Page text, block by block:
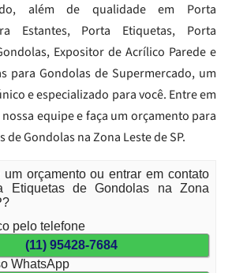
além de qualidade em Porta
Estantes, Porta Etiquetas, Porta
Expositor de Acrílico Parede e
para Gondolas de Supermercado, um
e especializado para você. Entre em
equipe e faça um orçamento para
de Gondolas na Zona Leste de SP.
um orçamento ou entrar em contato
Etiquetas de Gondolas na Zona
pelo telefone
(11) 95428-7684
WhatsApp